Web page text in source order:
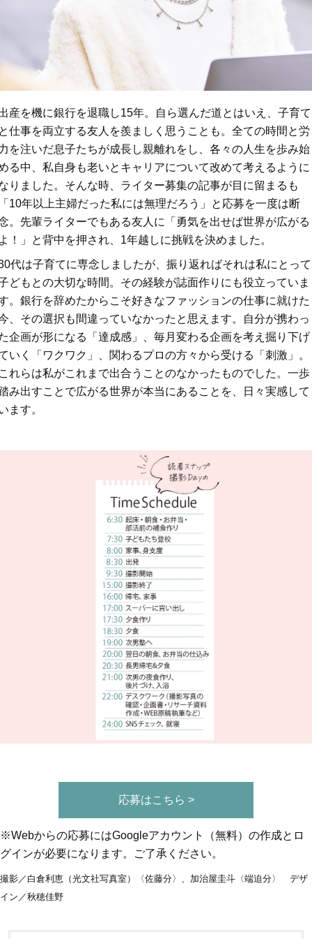
産を機に銀行を退職し15年。自ら選んだ道とはいえ、子育て
仕事を両立する友人を羨ましく思うことも。全ての時間と労
を注いだ息子たちが成長し親離れをし、各々の人生を歩み始
る中、私自身も老いとキャリアについて改めて考えるように
りました。そんな時、ライター募集の記事が目に留まるも
10年以上主婦だった私には無理だろう」と応募を一度は断
。先輩ライターでもある友人に「勇気を出せば世界が広がる
！」と背中を押され、1年越しに挑戦を決めました。
代は子育てに専念しましたが、振り返ればそれは私にとって
どもとの大切な時間。その経験が誌面作りにも役立っていま
。銀行を辞めたからこそ好きなファッションの仕事に就けた
、その選択も間違っていなかったと思えます。自分が携わっ
企画が形になる「達成感」、毎月変わる企画を考え掘り下げ
いく「ワクワク」、関わるプロの方々から受ける「刺激」。
れらは私がこれまで出合うことのなかったものでした。一歩
み出すことで広がる世界が本当にあることを、日々実感して
ます。
応募はこちら >
※Webからの応募にはGoogleアカウント（無料）の作成とロ
グインが必要になります。ご了承ください。
撮影／白倉利恵（光文社写真室）〈佐藤分〉、加治屋圭斗〈端迫分〉 デザ
イン／秋穂佳野